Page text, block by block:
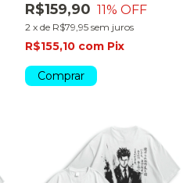
R$159,90 11% OFF
2 x de R$79,95 sem juros
R$155,10 com Pix
Comprar